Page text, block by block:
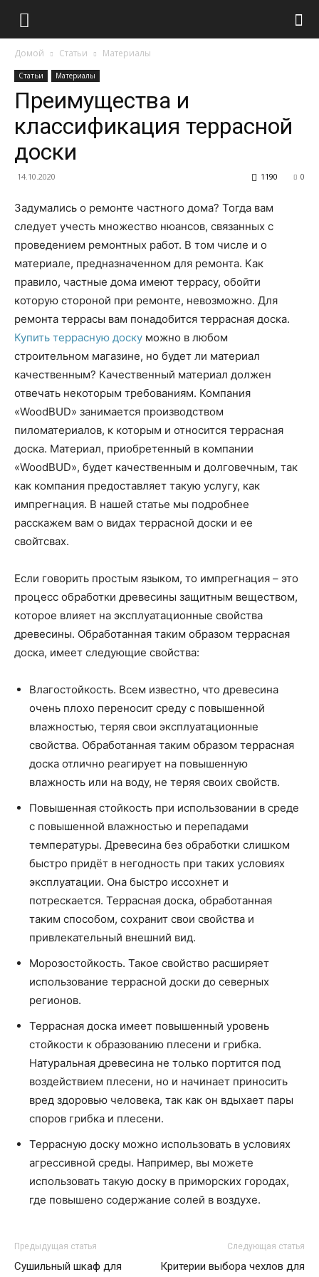
Домой Статьи Материалы
Статьи Материалы
Преимущества и
классификация террасной
доски
14.10.2020 0
1190
Задумались о ремонте частного дома? Тогда вам
следует учесть множество нюансов, связанных с
проведением ремонтных работ. В том числе и о
материале, предназначенном для ремонта. Как
правило, частные дома имеют террасу, обойти
которую стороной при ремонте, невозможно. Для
ремонта террасы вам понадобится террасная доска.
Купить террасную доску можно в любом
строительном магазине, но будет ли материал
качественным? Качественный материал должен
отвечать некоторым требованиям. Компания
«WoodBUD» занимается производством
пиломатериалов, к которым и относится террасная
доска. Материал, приобретенный в компании
«WoodBUD», будет качественным и долговечным, так
как компания предоставляет такую услугу, как
импрегнация. В нашей статье мы подробнее
расскажем вам о видах террасной доски и ее
свойтсвах.
Если говорить простым языком, то импрегнация – это
процесс обработки древесины защитным веществом,
которое влияет на эксплуатационные свойства
древесины. Обработанная таким образом террасная
доска, имеет следующие свойства:
Влагостойкость. Всем известно, что древесина
очень плохо переносит среду с повышенной
влажностью, теряя свои эксплуатационные
свойства. Обработанная таким образом террасная
доска отлично реагирует на повышенную
влажность или на воду, не теряя своих свойств.
Повышенная стойкость при использовании в среде
с повышенной влажностью и перепадами
температуры. Древесина без обработки слишком
быстро придёт в негодность при таких условиях
эксплуатации. Она быстро иссохнет и
потрескается. Террасная доска, обработанная
таким способом, сохранит свои свойства и
привлекательный внешний вид.
Морозостойкость. Такое свойство расширяет
использование террасной доски до северных
регионов.
Террасная доска имеет повышенный уровень
стойкости к образованию плесени и грибка.
Натуральная древесина не только портится под
воздействием плесени, но и начинает приносить
вред здоровью человека, так как он вдыхает пары
споров грибка и плесени.
Террасную доску можно использовать в условиях
агрессивной среды. Например, вы можете
использовать такую доску в приморских городах,
где повышено содержание солей в воздухе.
Предыдущая статья
Сушильный шкаф для
Следующая статья
Критерии выбора чехлов для